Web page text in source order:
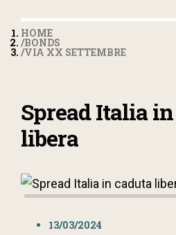
HOME
BONDS
VIA XX SETTEMBRE
Spread Italia
libera
13/03/2024